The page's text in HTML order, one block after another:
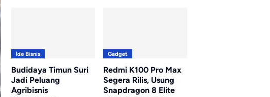
Ide Bisnis
Budidaya Timun Suri
Jadi Peluang
Agribisnis
Gadget
Redmi K100 Pro Max
Segera Rilis, Usung
Snapdragon 8 Elite